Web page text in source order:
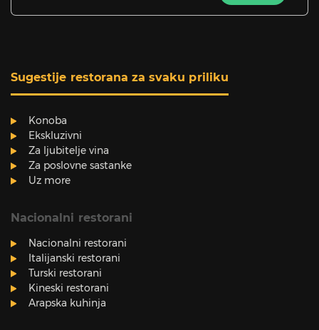
Sugestije restorana za svaku priliku
Konoba
Ekskluzivni
Za ljubitelje vina
Za poslovne sastanke
Uz more
Nacionalni restorani
Nacionalni restorani
Italijanski restorani
Turski restorani
Kineski restorani
Arapska kuhinja